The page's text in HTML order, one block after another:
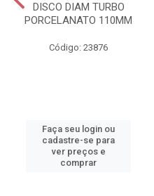
DISCO DIAM TURBO
PORCELANATO 110MM
Código: 23876
Faça seu login ou
cadastre-se para
ver preços e
comprar